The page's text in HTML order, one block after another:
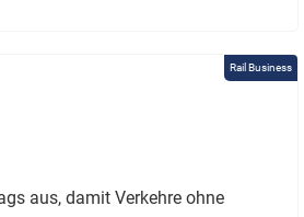
Rail Business
aus, damit Verkehre ohne